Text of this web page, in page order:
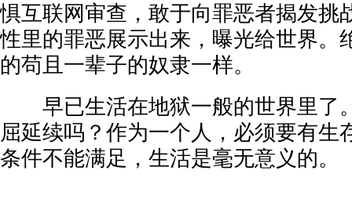
惧互联网审查，敢于向罪恶者揭发挑
性里的罪恶展示出来，曝光给世界。
的苟且一辈子的奴隶一样。
早已生活在地狱一般的世界里了
屈延续吗？作为一个人，必须要有生
条件不能满足，生活是毫无意义的。